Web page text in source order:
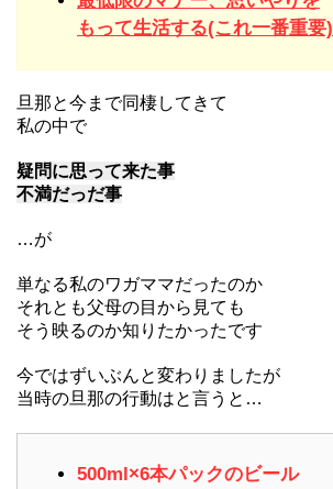
もって生活する(これ一番重要)
旦那と今まで同棲してきて
私の中で
疑問に思って来た事
不満だっだ事
…が
単なる私のワガママだったのか
それとも父母の目から見ても
そう映るのか知りたかったです
今ではずいぶんと変わりましたが
当時の旦那の行動はと言うと…
500ml×6本パックのビール